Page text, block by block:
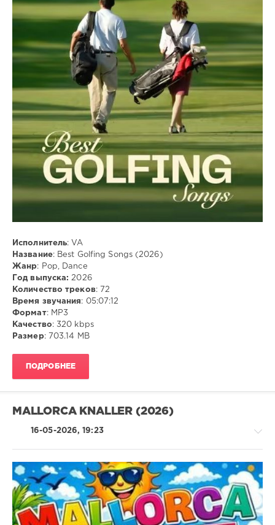
Pop
/
/
Club/
0
Pop,
Dance,
MP3
Исполнитель: VA
Название: Best Golfing Songs (2026)
Жанр: Pop, Dance
Год выпуска: 2026
Количество треков: 72
Время звучания: 05:07:12
Формат: MP3
Качество: 320 kbps
Размер: 703.14 MB
ПОДРОБНЕЕ
MALLORCA KNALLER (2026)
16-05-2026, 19:23
Pop
/
Dance